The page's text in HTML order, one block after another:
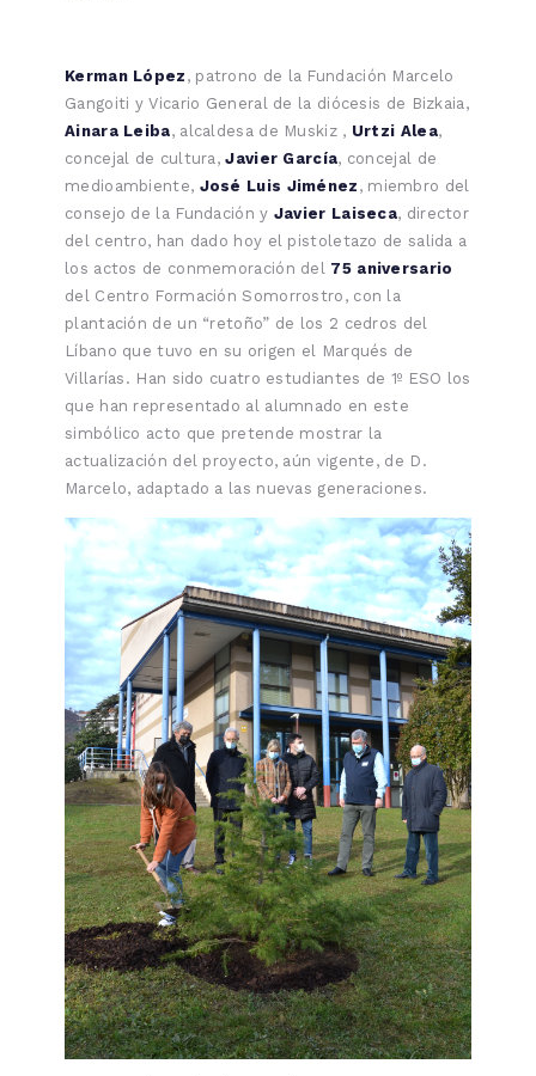
Kerman López , patrono de la Fundación Marcelo
Gangoiti y Vicario General de la diócesis de Bizkaia,
Ainara Leiba, alcaldesa de Muskiz , Urtzi Alea,
concejal de cultura,Javier García, concejal de
medioambiente, José Luis Jiménez , miembro del
consejo de la Fundación y Javier Laiseca, director
del centro, han dado hoy el pistoletazo de salida a
los actos de conmemoración del 75 aniversario
del Centro Formación Somorrostro, con la
plantación de un “retoño” de los 2 cedros del
Líbano que tuvo en su origen el Marqués de
Villarías. Han sido cuatro estudiantes de 1º ESO los
que han representado al alumnado en este
simbólico acto que pretende mostrar la
actualización del proyecto, aún vigente, de D.
Marcelo, adaptado a las nuevas generaciones.